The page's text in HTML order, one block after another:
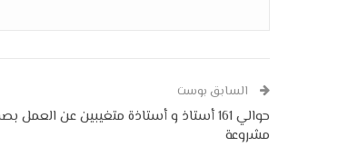
السابق بوست
حوالي 161 أستاذ و أستاذة متغيبين عن العمل
مشروعة